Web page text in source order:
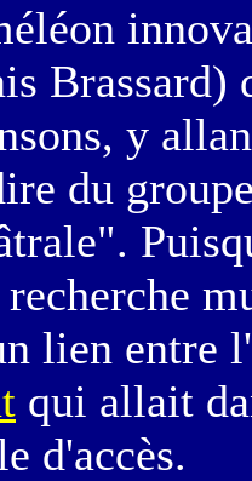
y
du
lien entre
qui allait
d'accès.